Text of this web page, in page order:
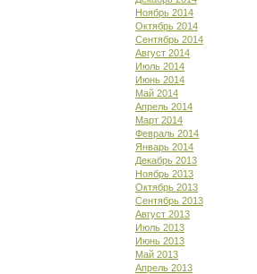
Ноябрь 2014
Октябрь 2014
Сентябрь 2014
Август 2014
Июль 2014
Июнь 2014
Май 2014
Апрель 2014
Март 2014
Февраль 2014
Январь 2014
Декабрь 2013
Ноябрь 2013
Октябрь 2013
Сентябрь 2013
Август 2013
Июль 2013
Июнь 2013
Май 2013
Апрель 2013